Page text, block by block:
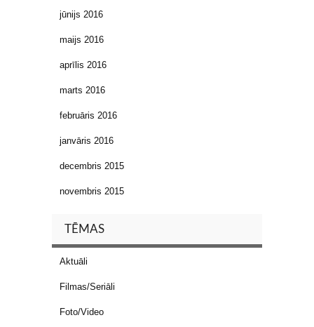
jūnijs 2016
maijs 2016
aprīlis 2016
marts 2016
februāris 2016
janvāris 2016
decembris 2015
novembris 2015
TĒMAS
Aktuāli
Filmas/Seriāli
Foto/Video